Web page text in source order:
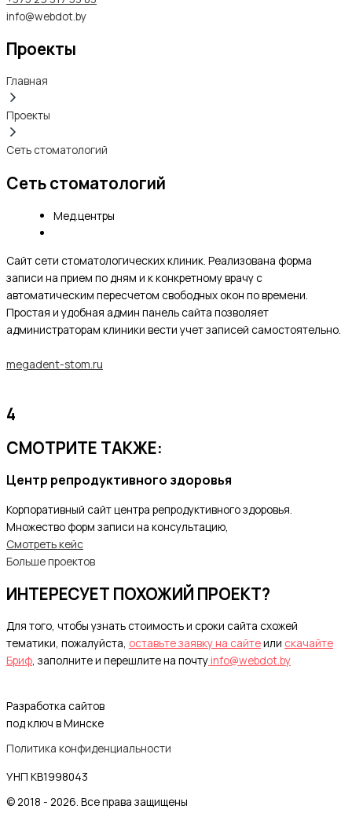
info@webdot.by
Проекты
Главная
Проекты
Сеть стоматологий
Сеть стоматологий
Мед.центры
Сайт сети стоматологических клиник. Реализована форма
записи на прием по дням и к конкретному врачу с
автоматическим пересчетом свободных окон по времени.
Простая и удобная админ панель сайта позволяет
администраторам клиники вести учет записей самостоятельно.
megadent-stom.ru
4
СМОТРИТЕ ТАКЖЕ:
Центр репродуктивного здоровья
Корпоративный сайт центра репродуктивного здоровья.
Множество форм записи на консультацию,
Смотреть кейс
Больше проектов
ИНТЕРЕСУЕТ ПОХОЖИЙ ПРОЕКТ?
Для того, чтобы узнать стоимость и сроки сайта схожей
тематики, пожалуйста, оставьте заявку на сайтеили скачайте
Бриф, заполните и перешлите на почту info@webdot.by
Разработка сайтов
под ключ в Минске
Политика конфиденциальности
УНП KB1998043
© 2018 - 2026. Все права защищены